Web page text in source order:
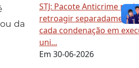
da
STJ: Pacote Anticrime pode
retroagir separadamente
cada condenação em
uni...
Em 30-06-2026